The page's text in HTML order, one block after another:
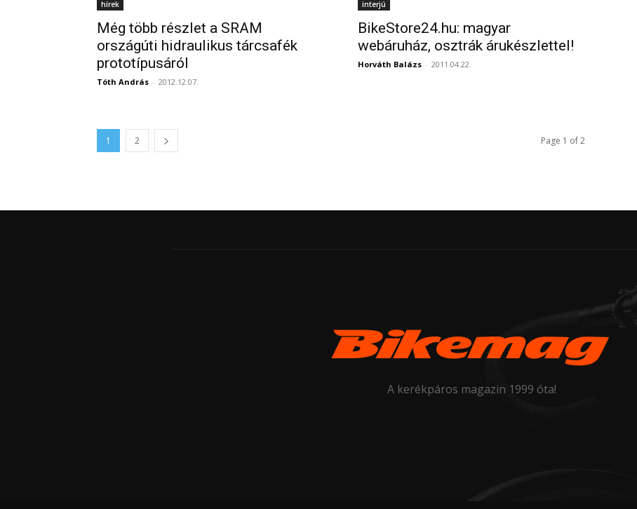
hírek
Még több részlet a SRAM
országúti hidraulikus tárcsafék
prototípusáról
Tóth András - 2012.12.07.
interjú
BikeStore24.hu: magyar
webáruház, osztrák árukészlettel!
Horváth Balázs - 2011.04.22.
1 2 Page 1 of 2
A kerékpáros magazin 1999 óta!